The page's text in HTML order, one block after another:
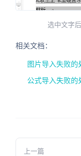
选中文字
相关文档：
图片导入失败的
公式导入失败的
上一篇